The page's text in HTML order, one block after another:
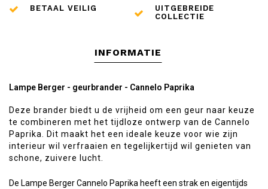
BETAAL VEILIG
UITGEBREIDE
COLLECTIE
INFORMATIE
Lampe Berger - geurbrander - Cannelo Paprika
Deze brander biedt u de vrijheid om een geur naar keuze
te combineren met het tijdloze ontwerp van de Cannelo
Paprika. Dit maakt het een ideale keuze voor wie zijn
interieur wil verfraaien en tegelijkertijd wil genieten van
schone, zuivere lucht.
De Lampe Berger Cannelo Paprika heeft een strak en eigentijds